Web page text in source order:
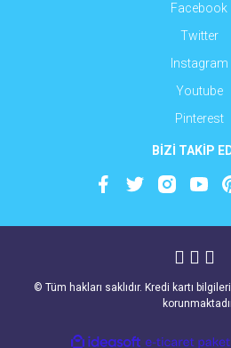
Facebook
Twitter
Instagram
Youtube
Pinterest
BİZİ TAKİP
© Tüm hakları saklıdır. Kredi kartı
ideasoft